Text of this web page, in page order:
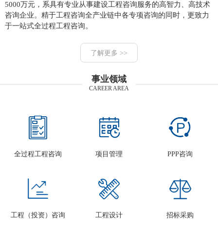
5000万元，系具有专业从事建设工程咨询服务的高智力、高技术
咨询企业。精于工程咨询全产业链中各专项咨询的同时，更致力
于一站式全过程工程咨询。
了解更多 >>
事业领域
CAREER AREA
全过程工程咨询 项目管理 PPP咨询
工程（投资）咨询 工程设计 招标采购